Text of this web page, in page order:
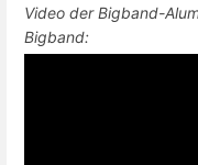
Video der Bigband-
Bigband: